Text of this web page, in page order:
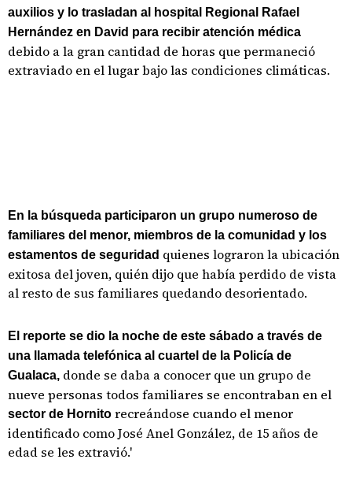
auxilios y lo trasladan al hospital Regional Rafael
Hernández en David para recibir atención médica
debido a la gran cantidad de horas que permaneció
extraviado en el lugar bajo las condiciones climáticas.
En la búsqueda participaron un grupo numeroso de
familiares del menor, miembros de la comunidad y los
estamentos de seguridad quienes lograron la ubicación
exitosa del joven, quién dijo que había perdido de vista
al resto de sus familiares quedando desorientado.
El reporte se dio la noche de este sábado a través de
una llamada telefónica al cuartel de la Policía de
Gualaca, donde se daba a conocer que un grupo de
nueve personas todos familiares se encontraban en el
sector de Hornito recreándose cuando el menor
identificado como José Anel González, de 15 años de
edad se les extravió.'